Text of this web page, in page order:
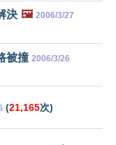
決 🖼️ 2006/3/27
被撞 2006/3/26
(21,165次)